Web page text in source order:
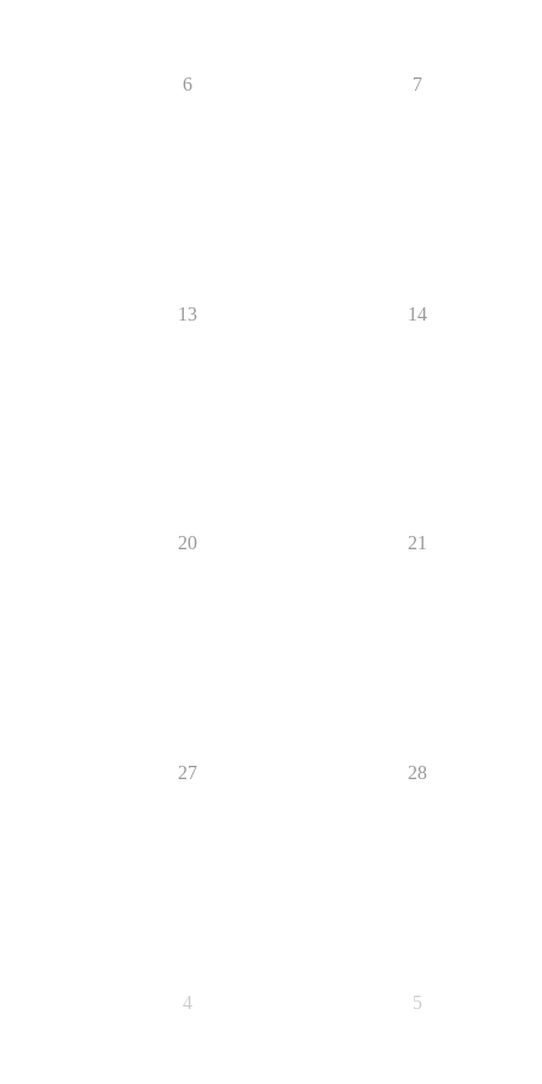
6 7
13 14
20 21
27 28
4 5